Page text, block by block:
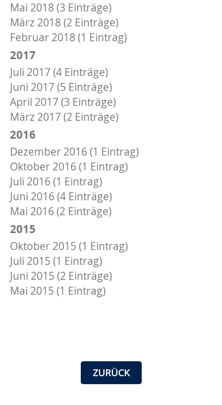
Mai 2018 (3 Einträge)
März 2018 (2 Einträge)
Februar 2018 (1 Eintrag)
2017
Juli 2017 (4 Einträge)
Juni 2017 (5 Einträge)
April 2017 (3 Einträge)
März 2017 (2 Einträge)
2016
Dezember 2016 (1 Eintrag)
Oktober 2016 (1 Eintrag)
Juli 2016 (1 Eintrag)
Juni 2016 (4 Einträge)
Mai 2016 (2 Einträge)
2015
Oktober 2015 (1 Eintrag)
Juli 2015 (1 Eintrag)
Juni 2015 (2 Einträge)
Mai 2015 (1 Eintrag)
ZURÜCK